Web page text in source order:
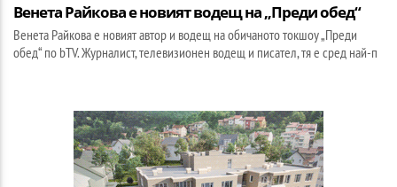
Венета Райкова е новият водещ на „Преди обед“
Венета Райкова е новият автор и водещ на обичаното токшоу „Преди
обед“ по bTV. Журналист, телевизионен водещ и писател, тя е сред най-п